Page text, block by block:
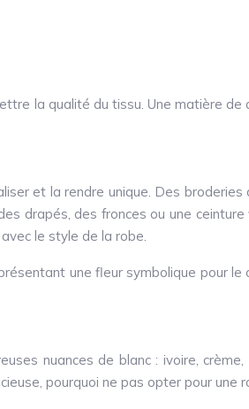
la qualité du tissu. Une matière
et la rendre unique. Des
drapés, des fronces ou une
le style de la robe.
une fleur symbolique pour
nuances de blanc : ivoire,
pourquoi ne pas opter pour une